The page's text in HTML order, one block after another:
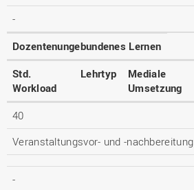
-
Dozentenungebundenes Lernen
Std.
Workload
Lehrtyp
Mediale
Umsetzung
40
Veranstaltungsvor- und -nachbereitung
-